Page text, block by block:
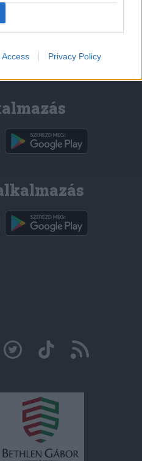
Access Privacy Policy